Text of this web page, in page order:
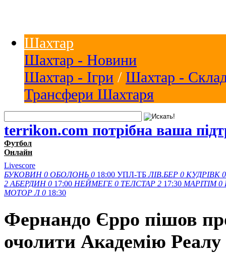
Шахтар
Шахтар - Новини
Шахтар - Ігри / Шахтар -
Трансфери Шахтаря
terrikon.com потрібна ваша
Футбол
Онлайн
Livescore
БУКОВИН 0 ОБОЛОНЬ 0 18:00 УПЛ-ТБ ЛІВ.БЕР 0 КУДРІВК 0
2 АБЕРДИН 0 17:00 НЕЙМЕГЕ 0 ТЕЛСТАР 2 17:30 МАРІТІМ 0
МОТОР Л 0 18:30
Фернандо Єрро пішов
очолити Академію Реалу